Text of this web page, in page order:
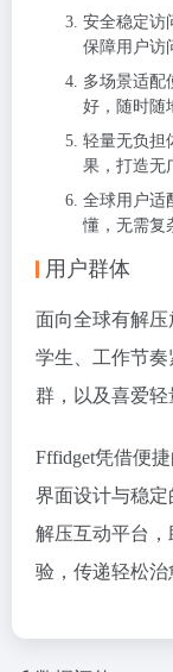
安全稳定访
保障用户访
多场景适配
好，随时随
轻量无负担
果，打造无
全球用户适
懂，无需复
用户群体
面向全球有解
学生、工作节奏
群，以及喜爱轻
Fffidget凭借便
界面设计与稳
解压互动平台
验，传递轻松治